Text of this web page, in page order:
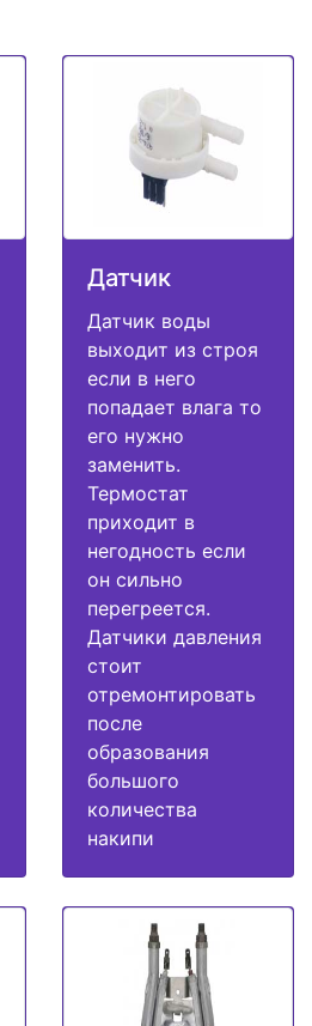
Датчик
Датчик воды
выходит из строя
если в него
попадает влага то
его нужно
заменить.
Термостат
приходит в
негодность если
он сильно
перегреется.
Датчики давления
стоит
отремонтировать
после
образования
большого
количества
накипи